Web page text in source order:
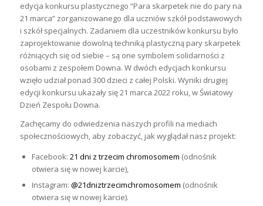
edycja konkursu plastycznego “Para skarpetek nie do pary na
21 marca” zorganizowanego dla uczniów szkół podstawowych
i szkół specjalnych. Zadaniem dla uczestników konkursu było
zaprojektowanie dowolną techniką plastyczną pary skarpetek
różniących się od siebie – są one symbolem solidarności z
osobami z zespołem Downa. W dwóch edycjach konkursu
wzięło udział ponad 300 dzieci z całej Polski. Wyniki drugiej
edycji konkursu ukazały się 21 marca 2022 roku, w Światowy
Dzień Zespołu Downa.
Zachęcamy do odwiedzenia naszych profili na mediach
społecznościowych, aby zobaczyć, jak wyglądał nasz projekt:
Facebook: 21 dni z trzecim chromosomem (odnośnik
otwiera się w nowej karcie),
Instagram: @21dniztrzecimchromosomem (odnośnik
otwiera się w nowej karcie).